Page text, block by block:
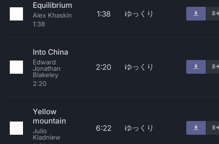
Equilibrium
Alex Khaskin
1:38
1:38 ゆっくり
Into China
Edward
Jonathan
Blakeley
2:20
2:20 ゆっくり
Yellow
mountain
Julio
Kladniew
6:22 ゆっくり